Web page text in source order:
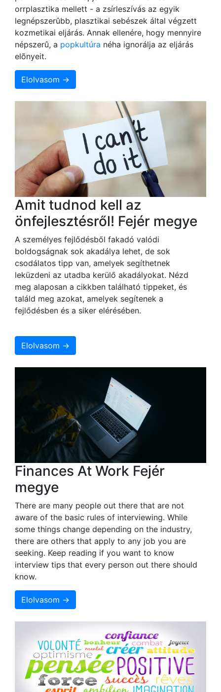
orrplasztika mellett - a zsírleszívás az egyik
legnépszerûbb, plasztikai sebészek által végzett
kozmetikai eljárás. Annak ellenére, hogy mennyire
népszerû, a popkultúra néha ignorálja az eljárás
elõnyeit.
Elolvasom →
Amit tudnod kell az
önfejlesztésről! Fejér megye
A személyes fejlődésből fakadó valódi
boldogságnak sok akadálya lehet, de sok
csodálatos tipp van, amelyek segíthetnek
leküzdeni az utadba kerülő akadályokat. Nézd
meg alaposan a cikkben található tippeket, és
találd meg azokat, amelyek segítenek a
fejlődésben és a siker elérésében.
Elolvasom →
Finances At Work Fejér
megye
There are many people out there that are not
aware of the basic rules of interviewing. While
some things change depending on the industry,
there are others that apply to any job you are
seeking. Keep reading if you want to know
interview tips that every person out there should
know.
Elolvasom →